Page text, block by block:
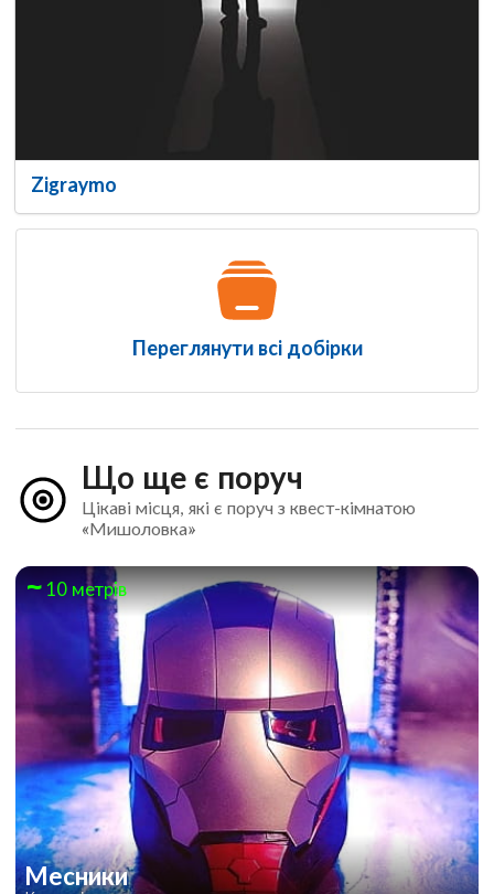
Zigraymo
Переглянути всі добірки
Що ще є поруч
Цікаві місця, які є поруч з квест-кімнатою
«Мишоловка»
10 метрів
Месники